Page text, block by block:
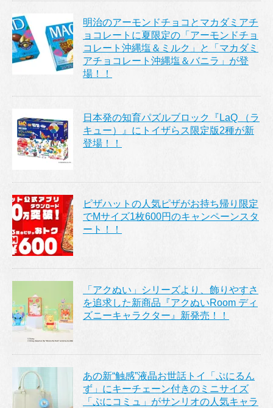
明治のアーモンドチョコとマカダミアチ
ョコレートに夏限定の「アーモンドチョ
コレート沖縄塩＆ミルク」と「マカダミ
アチョコレート沖縄塩＆バニラ」が登
場！！
日本発の知育パズルブロック『LaQ （ラ
キュー）』にトイザらス限定版2種が新
登場！！
ピザハットの人気ピザがお持ち帰り限定
でMサイズ1枚600円のキャンペーンスタ
ート！！
「アクぬい」シリーズより、飾りやすさ
を追求した新商品『アクぬいRoom ディ
ズニーキャラクター』新発売！！
あの新“触感”液晶お世話トイ「ぷにるん
ず」にキーチェーン付きのミニサイズ
「ぷにコミュ」がサンリオの人気キャラ